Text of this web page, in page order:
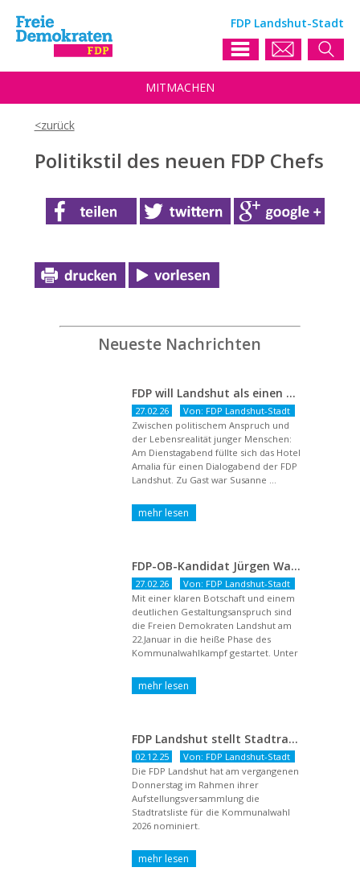
FDP Landshut-Stadt
MITMACHEN
Politikstil des neuen FDP Chefs
Neueste Nachrichten
FDP will Landshut als einen echten Chancenort gestalten
27.02.26
Von: FDP Landshut-Stadt
Zwischen politischem Anspruch und
der Lebensrealität junger Menschen:
Am Dienstagabend füllte sich das Hotel
Amalia für einen Dialogabend der FDP
Landshut. Zu Gast war Susanne ...
FDP-OB-Kandidat Jürgen Wachter: „Politik auf Pump ist unsozial“
27.02.26
Von: FDP Landshut-Stadt
Mit einer klaren Botschaft und einem
deutlichen Gestaltungsanspruch sind
die Freien Demokraten Landshut am
22.Januar in die heiße Phase des
Kommunalwahlkampf gestartet. Unter
FDP Landshut stellt Stadtratsliste für 2026 auf – OB-Kandidat Jürgen Wachter betont Gestaltungsanspruch und liberale Zukunftsvision
02.12.25
Von: FDP Landshut-Stadt
Die FDP Landshut hat am vergangenen
Donnerstag im Rahmen ihrer
Aufstellungsversammlung die
Stadtratsliste für die Kommunalwahl
2026 nominiert.